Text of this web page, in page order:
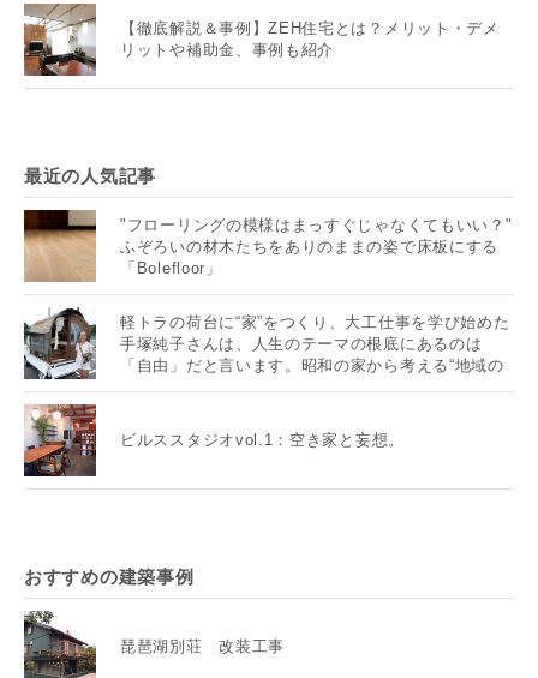
【徹底解説＆事例】ZEH住宅とは？メリット・デメ
リットや補助金、事例も紹介
最近の人気記事
"フローリングの模様はまっすぐじゃなくてもいい？"
ふぞろいの材木たちをありのままの姿で床板にする
「Bolefloor」
軽トラの荷台に“家”をつくり、大工仕事を学び始めた
手塚純子さんは、人生のテーマの根底にあるのは
「自由」だと言います。昭和の家から考える“地域の
未来”とは？
ビルススタジオvol.1：空き家と妄想。
おすすめの建築事例
琵琶湖別荘 改装工事